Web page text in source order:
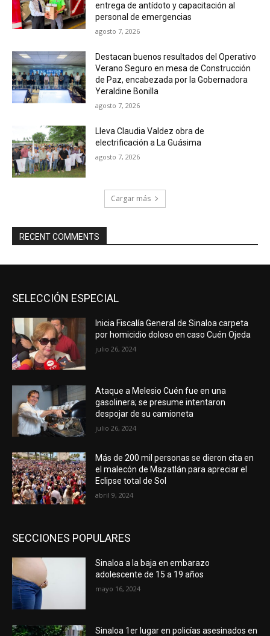
entrega de antídoto y capacitación al
personal de emergencias
agosto 7, 2026
Destacan buenos resultados del Operativo
Verano Seguro en mesa de Construcción
de Paz, encabezada por la Gobernadora
Yeraldine Bonilla
agosto 7, 2026
Lleva Claudia Valdez obra de
electrificación a La Guásima
agosto 7, 2026
Cargar más
RECENT COMMENTS
SELECCIÓN ESPECIAL
Inicia Fiscalía General de Sinaloa carpeta
por homicidio doloso en caso Cuén Ojeda
julio 26, 2024
Ataque a Melesio Cuén fue en una
gasolinera; se presume intentaron
despojar de su camioneta
julio 26, 2024
Más de 200 mil personas se dieron cita en
el malecón de Mazatlán para apreciar el
Eclipse total de Sol
abril 9, 2024
SECCIONES POPULARES
Sinaloa a la baja en embarazo
adolescente de 15 a 19 años
mayo 16, 2024
Sinaloa 1er lugar en policías asesinados en